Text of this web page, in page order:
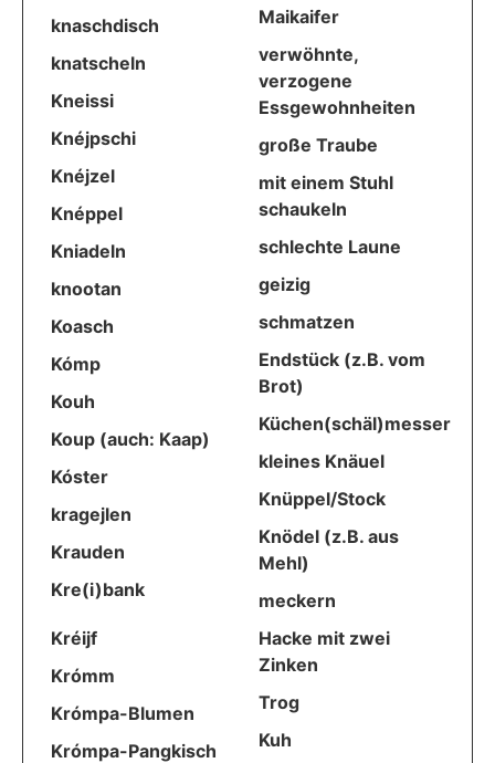
knaschdisch
knatscheln
Kneissi
Knéjpschi
Knéjzel
Knéppel
Kniadeln
knootan
Koasch
Kómp
Kouh
Koup (auch: Kaap)
Kóster
kragejlen
Krauden
Kre(i)bank
Kréijf
Krómm
Krómpa-Blumen
Krómpa-Pangkisch
Maikaifer
verwöhnte,
verzogene
Essgewohnheiten
große Traube
mit einem Stuhl
schaukeln
schlechte Laune
geizig
schmatzen
Endstück (z.B. vom
Brot)
Küchen(schäl)messer
kleines Knäuel
Knüppel/Stock
Knödel (z.B. aus
Mehl)
meckern
Hacke mit zwei
Zinken
Trog
Kuh